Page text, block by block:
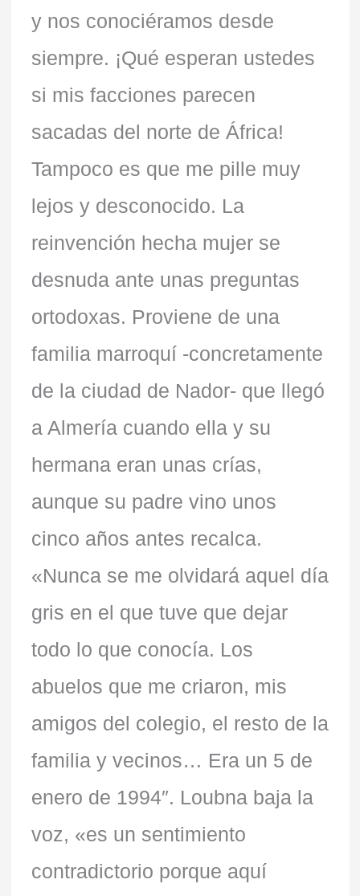
y nos conociéramos desde
siempre. ¡Qué esperan ustedes
si mis facciones parecen
sacadas del norte de África!
Tampoco es que me pille muy
lejos y desconocido. La
reinvención hecha mujer se
desnuda ante unas preguntas
ortodoxas. Proviene de una
familia marroquí -concretamente
de la ciudad de Nador- que llegó
a Almería cuando ella y su
hermana eran unas crías,
aunque su padre vino unos
cinco años antes recalca.
«Nunca se me olvidará aquel día
gris en el que tuve que dejar
todo lo que conocía. Los
abuelos que me criaron, mis
amigos del colegio, el resto de la
familia y vecinos… Era un 5 de
enero de 1994″. Loubna baja la
voz, «es un sentimiento
contradictorio porque aquí